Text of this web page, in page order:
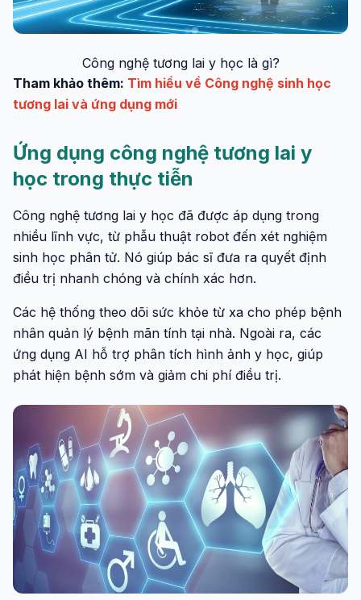
Công nghệ tương lai y học là gì?
Tham khảo thêm: Tìm hiểu về Công nghệ sinh học
tương lai và ứng dụng mới
Ứng dụng công nghệ tương lai y
học trong thực tiễn
Công nghệ tương lai y học đã được áp dụng trong
nhiều lĩnh vực, từ phẫu thuật robot đến xét nghiệm
sinh học phân tử. Nó giúp bác sĩ đưa ra quyết định
điều trị nhanh chóng và chính xác hơn.
Các hệ thống theo dõi sức khỏe từ xa cho phép bệnh
nhân quản lý bệnh mãn tính tại nhà. Ngoài ra, các
ứng dụng AI hỗ trợ phân tích hình ảnh y học, giúp
phát hiện bệnh sớm và giảm chi phí điều trị.